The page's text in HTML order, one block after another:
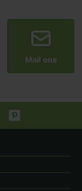
Mail ons
op Instagram
op Twitter
Tuincentrum.nl op